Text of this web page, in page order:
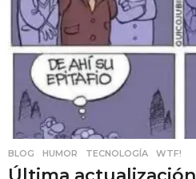
BLOG ,HUMOR ,TECNOLOGÍA ,WTF!